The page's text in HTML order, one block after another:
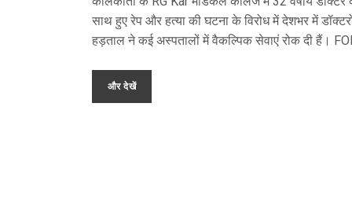
साथ हुए रेप और हत्या की घटना के विरोध में देशभर में
हड़ताल ने कई अस्पतालों में वैकल्पिक सेवाएं रोक दी हैं।
कर्मियों की सुरक्षा सुनिश्चित करना है।
और देखें